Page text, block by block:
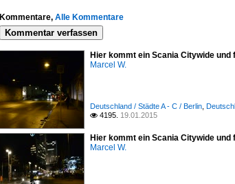
Kommentare, Alle Kommentare
Kommentar verfassen
Hier kommt ein Scania Citywide
Marcel W.
Deutschland / Städte A - C / Berlin
 4195. 19.01.2015
Hier kommt ein Scania Citywide
Marcel W.